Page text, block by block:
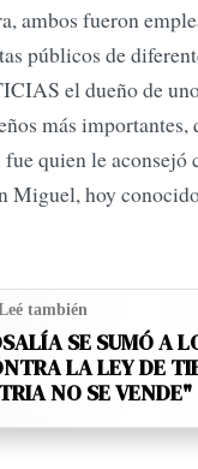
ambos fueron
públicos de
el dueño de
más importantes,
quien le aconsejó
Miguel, hoy
también
SE SUMÓ A
LA LEY DE
NO SE VENDE"